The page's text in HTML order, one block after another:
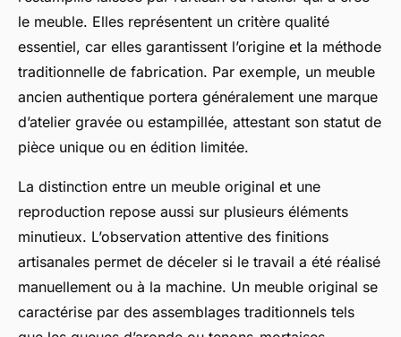
le meuble. Elles représentent un critère qualité
essentiel, car elles garantissent l’origine et la méthode
traditionnelle de fabrication. Par exemple, un meuble
ancien authentique portera généralement une marque
d’atelier gravée ou estampillée, attestant son statut de
pièce unique ou en édition limitée.
La distinction entre un meuble original et une
reproduction repose aussi sur plusieurs éléments
minutieux. L’observation attentive des finitions
artisanales permet de déceler si le travail a été réalisé
manuellement ou à la machine. Un meuble original se
caractérise par des assemblages traditionnels tels